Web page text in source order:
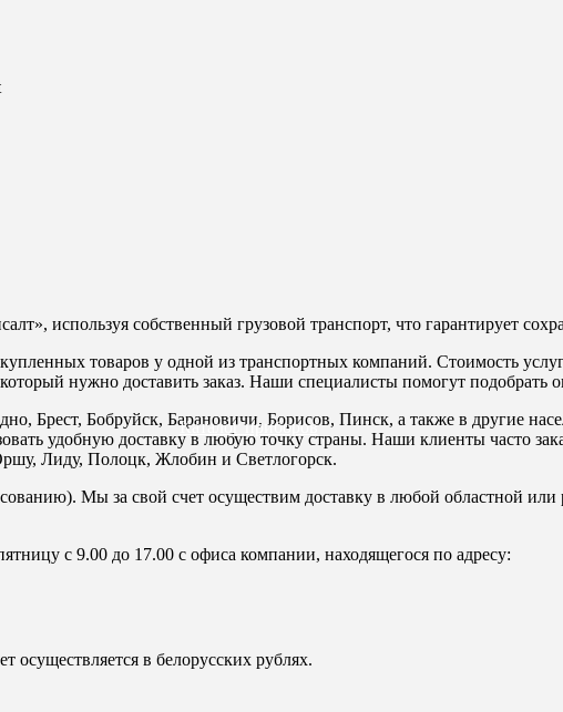
Каталог приборов
используя собственный грузовой транспорт, что гарантирует
товаров у одной из транспортных компаний. Стоимость
нужно доставить заказ. Наши специалисты помогут подобрать
Брест, Бобруйск, Барановичи, Борисов, Пинск, а также в другие
удобную доставку в любую точку страны. Наши клиенты часто
Лиду, Полоцк, Жлобин и Светлогорск.
Мы за свой счет осуществим доставку в любой областной
с 9.00 до 17.00 с офиса компании, находящегося по адресу:
осуществляется в белорусских рублях.